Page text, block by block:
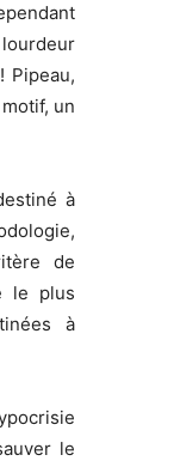
lourdeur
Pipeau,
un
à
de
le plus
à
le